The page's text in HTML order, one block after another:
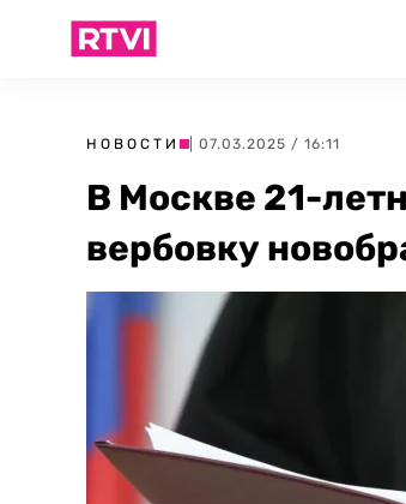
НОВОСТИ | 07.03.2025 / 16:11
В Москве 21-
вербовку